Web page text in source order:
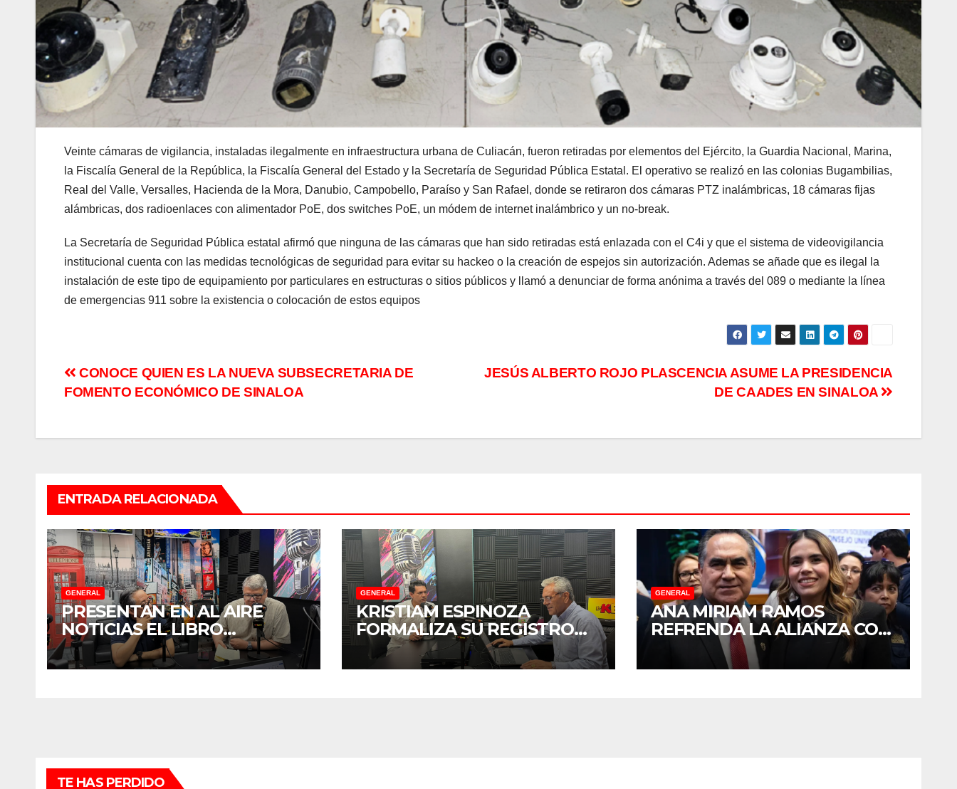
Veinte cámaras de vigilancia, instaladas ilegalmente en infraestructura urbana de Culiacán, fueron retiradas por elementos del Ejército, la Guardia Nacional, Marina,
la Fiscalía General de la República, la Fiscalía General del Estado y la Secretaría de Seguridad Pública Estatal. El operativo se realizó en las colonias Bugambilias,
Real del Valle, Versalles, Hacienda de la Mora, Danubio, Campobello, Paraíso y San Rafael, donde se retiraron dos cámaras PTZ inalámbricas, 18 cámaras fijas
alámbricas, dos radioenlaces con alimentador PoE, dos switches PoE, un módem de internet inalámbrico y un no-break.
La Secretaría de Seguridad Pública estatal afirmó que ninguna de las cámaras que han sido retiradas está enlazada con el C4i y que el sistema de videovigilancia
institucional cuenta con las medidas tecnológicas de seguridad para evitar su hackeo o la creación de espejos sin autorización. Ademas se añade que es ilegal la
instalación de este tipo de equipamiento por particulares en estructuras o sitios públicos y llamó a denunciar de forma anónima a través del 089 o mediante la línea
de emergencias 911 sobre la existencia o colocación de estos equipos
Navegación
entradas
JESÚS ALBERTO ROJO PLASCENCIA ASUME LA PRESIDENCIA
DE CAADES EN SINALOA
CONOCE QUIEN ES LA NUEVA SUBSECRETARIA DE
FOMENTO ECONÓMICO DE SINALOA
ENTRADA RELACIONADA
GENERAL
PRESENTAN EN AL AIRE
NOTICIAS EL LIBRO
“TENDENCIAS
SUBREGIONALES DE
GENERAL
KRISTIAM ESPINOZA
FORMALIZA SU REGISTRO
PARA COORDINAR LA
DEFENSA DE LA
GENERAL
ANA MIRIAM RAMOS
REFRENDA LA ALIANZA CON
LA UNIVERSIDAD
AUTÓNOMA DE SINALOA
TE HAS PERDIDO